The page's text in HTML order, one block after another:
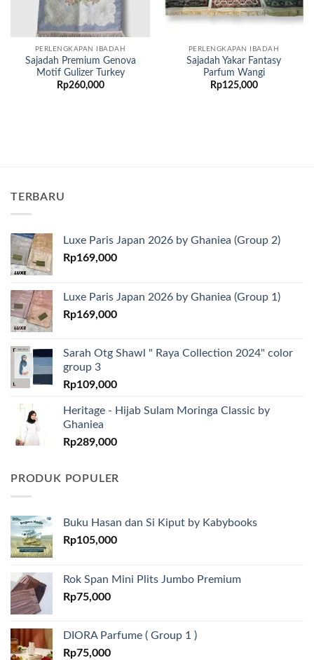
PERLENGKAPAN IBADAH
Sajadah Premium Genova
Motif Gulizer Turkey
Rp260,000
PERLENGKAPAN IBADAH
Sajadah Yakar Fantasy
Parfum Wangi
Rp125,000
TERBARU
Luxe Paris Japan 2026 by Ghaniea (Group 2)
Rp169,000
Luxe Paris Japan 2026 by Ghaniea (Group 1)
Rp169,000
Sarah Otg Shawl " Raya Collection 2024" color
group 3
Rp109,000
Heritage - Hijab Sulam Moringa Classic by
Ghaniea
Rp289,000
PRODUK POPULER
Buku Hasan dan Si Kiput by Kabybooks
Rp105,000
Rok Span Mini Plits Jumbo Premium
Rp75,000
DIORA Parfume ( Group 1 )
Rp75,000